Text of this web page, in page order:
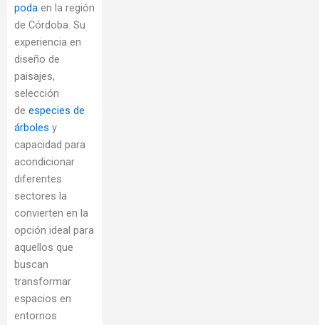
poda en la región
de Córdoba. Su
experiencia en
diseño de
paisajes,
selección
de especies de
árboles y
capacidad para
acondicionar
diferentes
sectores la
convierten en la
opción ideal para
aquellos que
buscan
transformar
espacios en
entornos